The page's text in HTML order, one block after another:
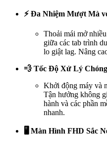
⚡ Đa Nhiệm Mượt Mà
Thoải mái mở
giữa các tab trình
lo giật lag. Nâng
💨 Tốc Độ Xử Lý
Khởi động máy và
Tận hưởng không
hành và các phần
nhanh.
🖥️ Màn Hình FHD Sắc